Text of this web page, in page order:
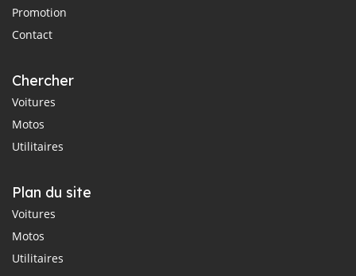
Promotion
Contact
Chercher
Voitures
Motos
Utilitaires
Plan du site
Voitures
Motos
Utilitaires